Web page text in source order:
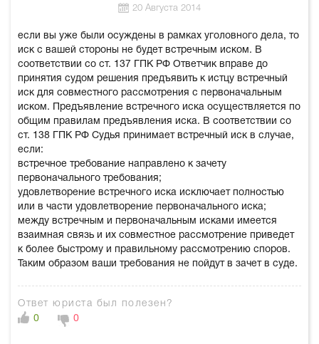
20 Августа 2014
если вы уже были осуждены в рамках уголовного дела, то
иск с вашей стороны не будет встречным иском. В
соответствии со ст. 137 ГПК РФ Ответчик вправе до
принятия судом решения предъявить к истцу встречный
иск для совместного рассмотрения с первоначальным
иском. Предъявление встречного иска осуществляется по
общим правилам предъявления иска. В соответствии со
ст. 138 ГПК РФ Судья принимает встречный иск в случае,
если:
встречное требование направлено к зачету
первоначального требования;
удовлетворение встречного иска исключает полностью
или в части удовлетворение первоначального иска;
между встречным и первоначальным исками имеется
взаимная связь и их совместное рассмотрение приведет
к более быстрому и правильному рассмотрению споров.
Таким образом ваши требования не пойдут в зачет в суде.
Ответ юриста был полезен?
0
0